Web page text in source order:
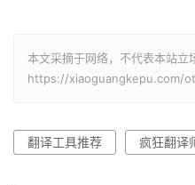
本文采摘于网络，不代表本站立
https://xiaoguangkepu.com/
翻译工具推荐 疯狂翻译